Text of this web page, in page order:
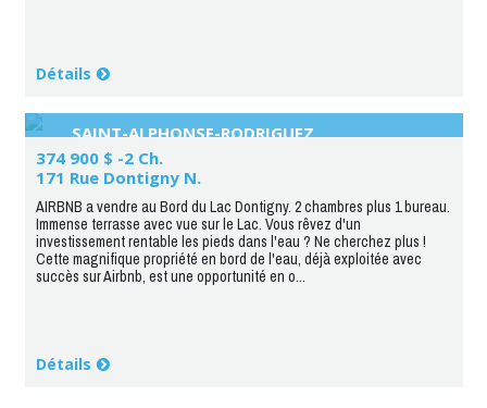
Détails
SAINT-ALPHONSE-RODRIGUEZ
374 900 $ -2 Ch.
171 Rue Dontigny N.
AIRBNB a vendre au Bord du Lac Dontigny. 2 chambres plus 1 bureau.
Immense terrasse avec vue sur le Lac. Vous rêvez d'un
investissement rentable les pieds dans l'eau ? Ne cherchez plus !
Cette magnifique propriété en bord de l'eau, déjà exploitée avec
succès sur Airbnb, est une opportunité en o...
Détails